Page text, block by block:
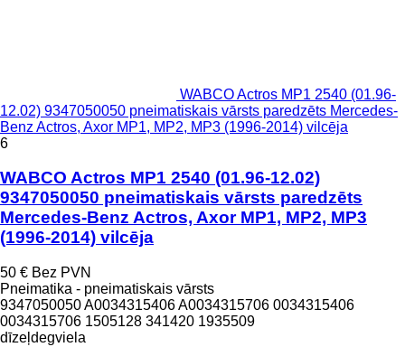
WABCO Actros MP1 2540 (01.96-
12.02) 9347050050 pneimatiskais vārsts paredzēts Mercedes-
Benz Actros, Axor MP1, MP2, MP3 (1996-2014) vilcēja
6
WABCO Actros MP1 2540 (01.96-12.02)
9347050050 pneimatiskais vārsts paredzēts
Mercedes-Benz Actros, Axor MP1, MP2, MP3
(1996-2014) vilcēja
50 € Bez PVN
Pneimatika - pneimatiskais vārsts
9347050050 A0034315406 A0034315706 0034315406
0034315706 1505128 341420 1935509
dīzeļdegviela